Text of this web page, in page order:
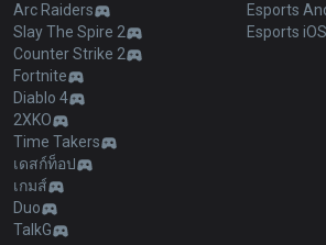
Arc Raiders
Slay The Spire 2
Counter Strike 2
Fortnite
Diablo 4
2XKO
Time Takers
เดสก์ท็อป
เกมส์
Duo
TalkG
Esports
Esports iOS